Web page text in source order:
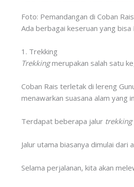
Foto: Pemandangan di Coban Rais
Ada berbagai keseruan yang
1. Trekking
Trekkingmerupakan salah satu
Coban Rais terletak di lereng
menawarkan suasana alam yang
Terdapat beberapa jalur trekking
Jalur utama biasanya dimulai
Selama perjalanan, kita akan